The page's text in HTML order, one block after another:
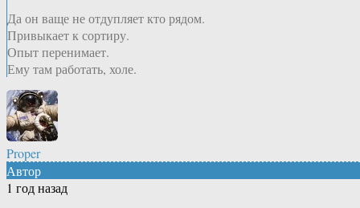
Да он ваще не отдупляет кто рядом.
Привыкает к сортиру.
Опыт перенимает.
Ему там работать, холе.
Proper
Автор
1 год назад